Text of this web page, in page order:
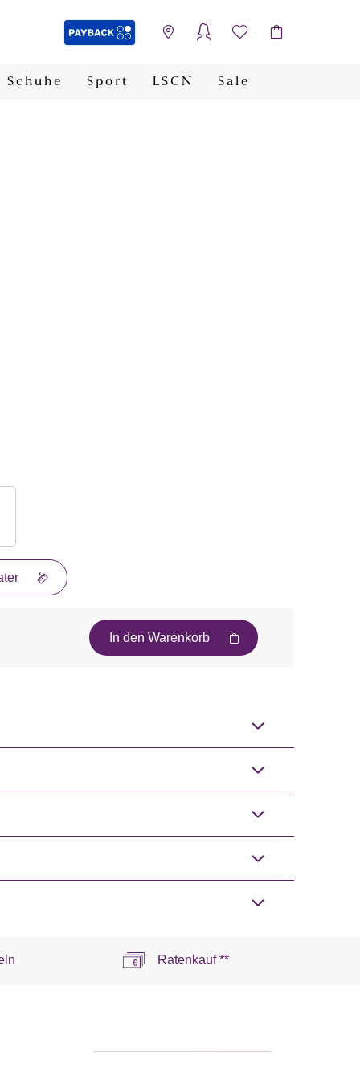
Schuhe Sport LSCN Sale
In den Warenkorb
Ratenkauf **